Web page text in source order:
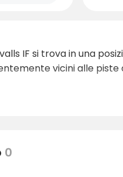
IF si trova in una
vicini alle
0